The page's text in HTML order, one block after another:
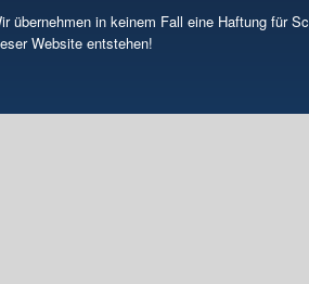
übernehmen in keinem Fall eine Haftung für
Website entstehen!